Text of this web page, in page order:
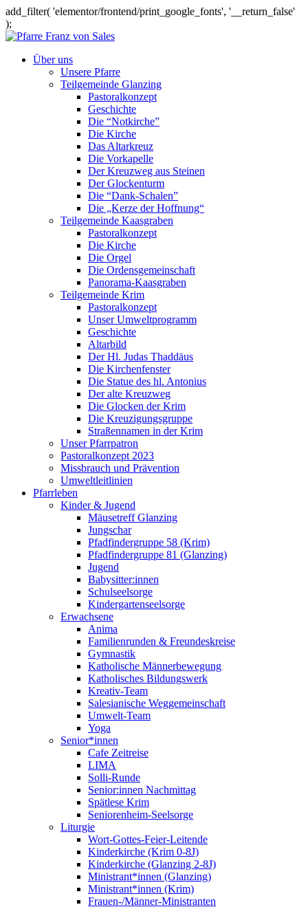
add_filter( 'elementor/frontend/print_google_fonts', '__return_false'
);
Über uns
Unsere Pfarre
Teilgemeinde Glanzing
Pastoralkonzept
Geschichte
Die “Notkirche”
Die Kirche
Das Altarkreuz
Die Vorkapelle
Der Kreuzweg aus Steinen
Der Glockenturm
Die “Dank-Schalen”
Die „Kerze der Hoffnung“
Teilgemeinde Kaasgraben
Pastoralkonzept
Die Kirche
Die Orgel
Die Ordensgemeinschaft
Panorama-Kaasgraben
Teilgemeinde Krim
Pastoralkonzept
Unser Umweltprogramm
Geschichte
Altarbild
Der Hl. Judas Thaddäus
Die Kirchenfenster
Die Statue des hl. Antonius
Der alte Kreuzweg
Die Glocken der Krim
Die Kreuzigungsgruppe
Straßennamen in der Krim
Unser Pfarrpatron
Pastoralkonzept 2023
Missbrauch und Prävention
Umweltleitlinien
Pfarrleben
Kinder & Jugend
Mäusetreff Glanzing
Jungschar
Pfadfindergruppe 58 (Krim)
Pfadfindergruppe 81 (Glanzing)
Jugend
Babysitter:innen
Schulseelsorge
Kindergartenseelsorge
Erwachsene
Anima
Familienrunden & Freundeskreise
Gymnastik
Katholische Männerbewegung
Katholisches Bildungswerk
Kreativ-Team
Salesianische Weggemeinschaft
Umwelt-Team
Yoga
Senior*innen
Cafe Zeitreise
LIMA
Solli-Runde
Senior:innen Nachmittag
Spätlese Krim
Seniorenheim-Seelsorge
Liturgie
Wort-Gottes-Feier-Leitende
Kinderkirche (Krim 0-8J)
Kinderkirche (Glanzing 2-8J)
Ministrant*innen (Glanzing)
Ministrant*innen (Krim)
Frauen-/Männer-Ministranten